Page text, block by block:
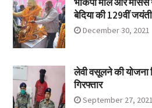
बेदिया की 129वीं जयंती
December 30, 2021
लेवी वसूलने की योजना
गिरफ्तार
September 27, 2021